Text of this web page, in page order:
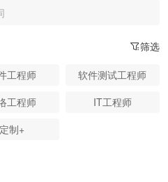
筛选
工程师
软件测试工程师
工程师
IT工程师
定制+